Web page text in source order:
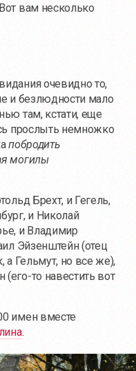
вам несколько
очевидно то,
и безлюдности мало
там, кстати, еще
прослыть немножко
побродить
могилы
Брехт, и Гегель,
и Николай
и Владимир
Эйзенштейн (отец
а Гельмут, но все же),
(его-тонавестить вот
имен вместе
.